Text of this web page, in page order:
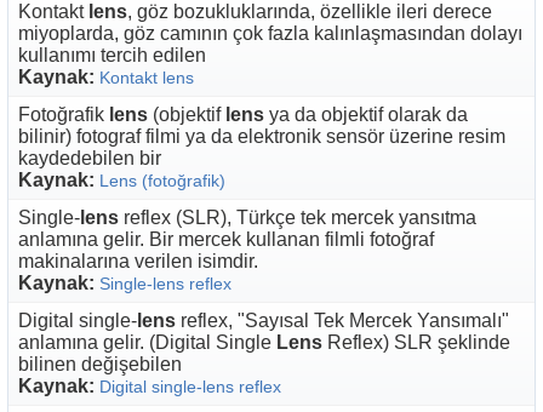
Kontakt lens, göz bozukluklarında, özellikle ileri derece
miyoplarda, göz camının çok fazla kalınlaşmasından dolayı
kullanımı tercih edilen
Kaynak: Kontakt lens
Fotoğrafik lens (objektif lens ya da objektif olarak da
bilinir) fotograf filmi ya da elektronik sensör üzerine resim
kaydedebilen bir
Kaynak: Lens (fotoğrafik)
Single- lens reflex (SLR), Türkçe tek mercek yansıtma
anlamına gelir. Bir mercek kullanan filmli fotoğraf
makinalarına verilen isimdir.
Kaynak: Single-lens reflex
Digital single- lens reflex, "Sayısal Tek Mercek Yansımalı"
anlamına gelir. (Digital Single Lens Reflex) SLR şeklinde
bilinen değişebilen
Kaynak: Digital single-lens reflex